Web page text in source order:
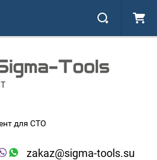
для СТО
zakaz@sigma-tools.su